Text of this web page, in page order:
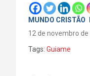
MUNDO CRISTÃO
12 de novembro de
Tags: Guiame